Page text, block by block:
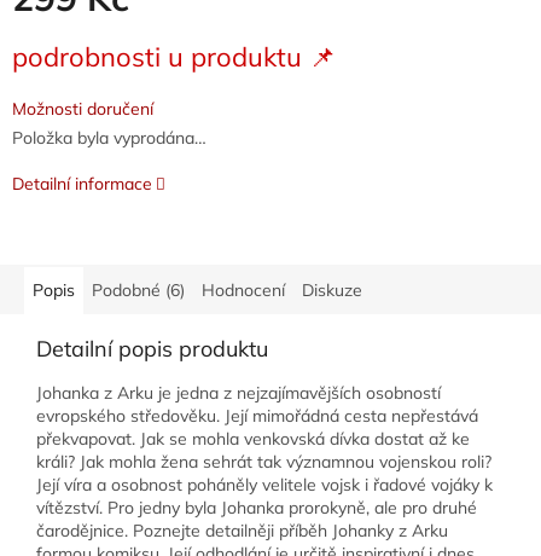
cena:
podrobnosti u produktu 📌
Možnosti doručení
Položka byla vyprodána…
Detailní informace
Popis Podobné (6) Hodnocení Diskuze
Detailní popis produktu
Johanka z Arku je jedna z nejzajímavějších osobností
evropského středověku. Její mimořádná cesta nepřestává
překvapovat. Jak se mohla venkovská dívka dostat až ke
králi? Jak mohla žena sehrát tak významnou vojenskou roli?
Její víra a osobnost poháněly velitele vojsk i řadové vojáky k
vítězství. Pro jedny byla Johanka prorokyně, ale pro druhé
čarodějnice. Poznejte detailněji příběh Johanky z Arku